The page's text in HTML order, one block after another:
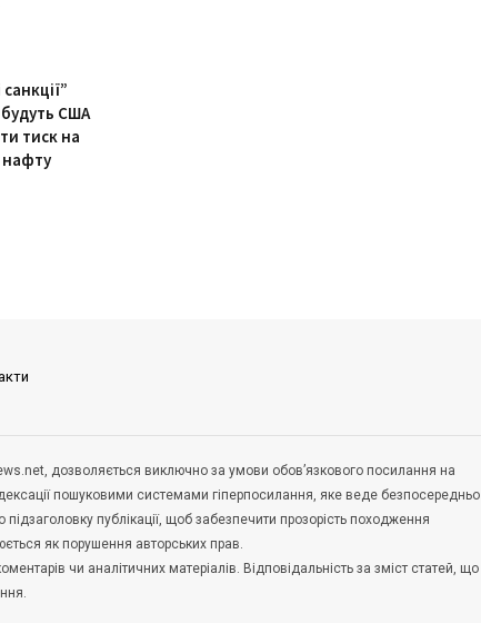
США
тиск на
нафту
дозволяється виключно за умови обов’язкового посилання на
пошуковими системами гіперпосилання, яке веде безпосередньо
публікації, щоб забезпечити прозорість походження
як порушення авторських прав.
чи аналітичних матеріалів. Відповідальність за зміст статей, що